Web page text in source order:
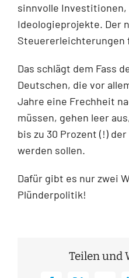
sinnvolle
Ideologieprojekte. Der
Steuererleichterungen
Das schlägt dem Fass
Deutschen, die vor
Jahre eine Frechheit
müssen, gehen leer
bis zu 30 Prozent (!)
werden sollen.
Dafür gibt es nur zwei
Plünderpolitik!
Teilen und